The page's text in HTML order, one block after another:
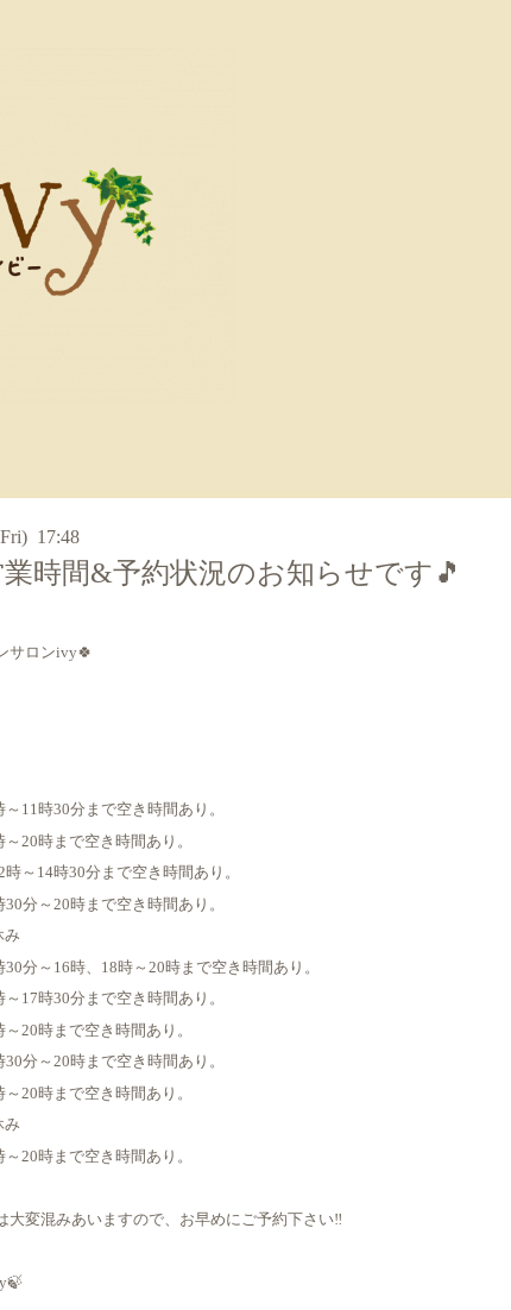
17:48
時間&予約状況のお知らせです🎵
サロンivy🍀
11時30分まで空き時間あり。
20時まで空き時間あり。
～14時30分まで空き時間あり。
分～20時まで空き時間あり。
み
分～16時、18時～20時まで空き時間あり。
17時30分まで空き時間あり。
20時まで空き時間あり。
分～20時まで空き時間あり。
20時まで空き時間あり。
み
20時まで空き時間あり。
大変混みあいますので、お早めにご予約下さい‼️